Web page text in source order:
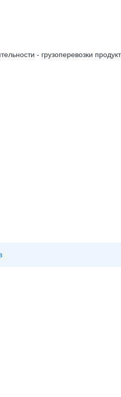
- грузоперевозки